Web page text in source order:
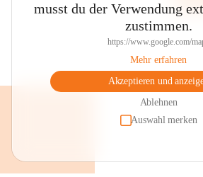
musst du der Verwendung
zustimmen.
https://www.google.com/
Mehr erfahren
Akzeptieren und
Ablehnen
Auswahl merken